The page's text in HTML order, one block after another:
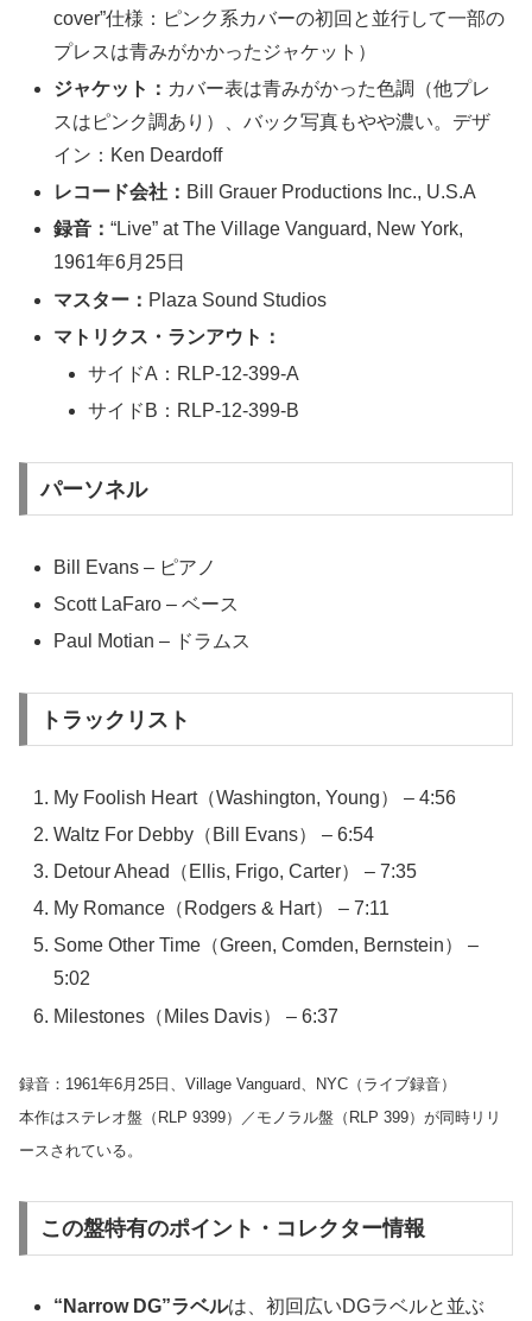
cover”仕様：ピンク系カバーの初回と並行して一部の
プレスは青みがかかったジャケット）
ジャケット： カバー表は青みがかった色調（他プレ
スはピンク調あり）、バック写真もやや濃い。デザ
イン：Ken Deardoff
レコード会社： Bill Grauer Productions Inc., U.S.A
録音：“Live” at The Village Vanguard, New York,
1961年6月25日
マスター： Plaza Sound Studios
マトリクス・ランアウト：
サイドA：RLP-12-399-A
サイドB：RLP-12-399-B
パーソネル
Bill Evans – ピアノ
Scott LaFaro – ベース
Paul Motian – ドラムス
トラックリスト
My Foolish Heart（Washington, Young） – 4:56
Waltz For Debby（Bill Evans） – 6:54
Detour Ahead（Ellis, Frigo, Carter） – 7:35
My Romance（Rodgers & Hart） – 7:11
Some Other Time（Green, Comden, Bernstein） –
5:02
Milestones（Miles Davis） – 6:37
録音：1961年6月25日、Village Vanguard、NYC（ライブ録音）
本作はステレオ盤（RLP 9399）／モノラル盤（RLP 399）が同時リリ
ースされている。
この盤特有のポイント・コレクター情報
“Narrow DG”ラベルは、初回広いDGラベルと並ぶ